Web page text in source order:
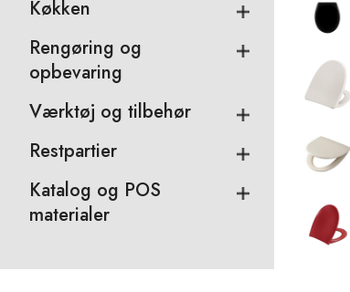
Køkken
Rengøring og
opbevaring
Værktøj og tilbehør
Restpartier
Katalog og POS
materialer